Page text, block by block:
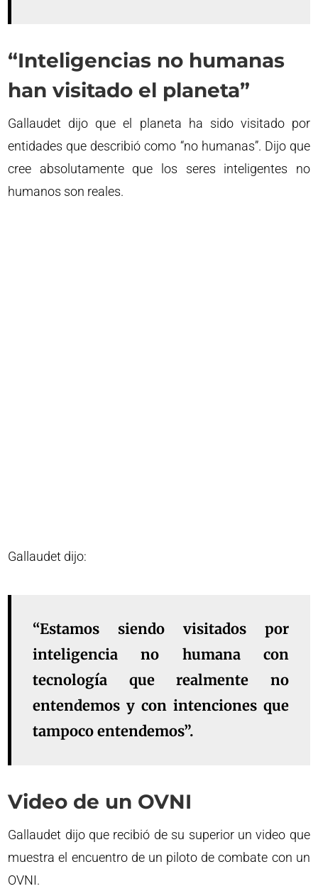
“Inteligencias no humanas
han visitado el planeta”
Gallaudet dijo que el planeta ha sido visitado por
entidades que describió como “no humanas”. Dijo que
cree absolutamente que los seres inteligentes no
humanos son reales.
Gallaudet dijo:
“Estamos siendo visitados por
inteligencia no humana con
tecnología que realmente no
entendemos y con intenciones que
tampoco entendemos”.
Video de un OVNI
Gallaudet dijo que recibió de su superior un video que
muestra el encuentro de un piloto de combate con un
OVNI.